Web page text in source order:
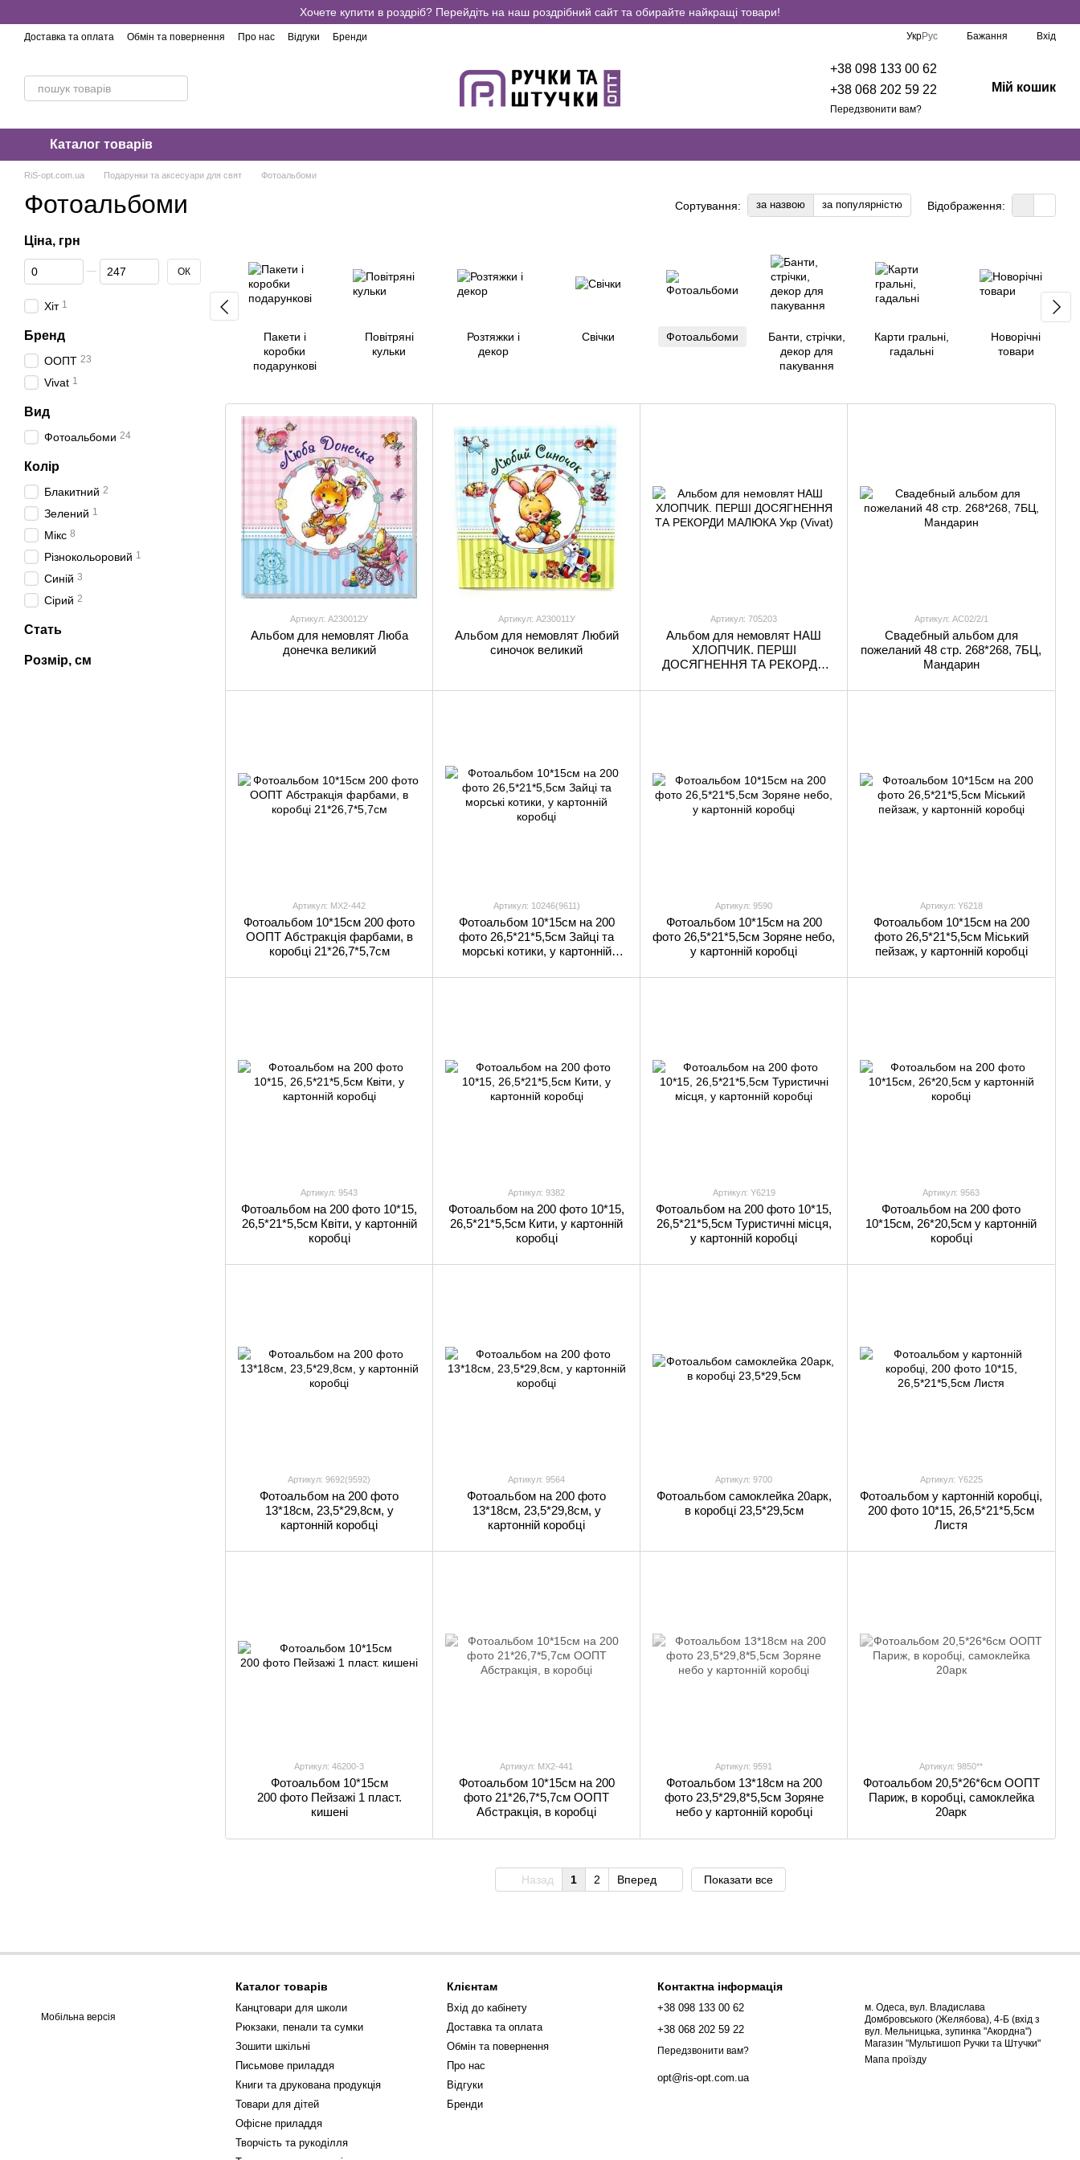
Хочете купити в роздріб? Перейдіть на наш роздрібний сайт та обирайте найкращі товари!
Доставка та оплата Обмін та повернення Про нас Відгуки Бренди УкрРус Бажання Вхід
+38 098 133 00 62
+38 068 202 59 22
Передзвонити вам?
Мій кошик
Каталог товарів
RiS-opt.com.ua Подарунки та аксесуари для свят Фотоальбоми
Фотоальбоми Сортування: за назвою за популярністю Відображення:
Пакети і
коробки
подарункові
Повітряні
кульки
Розтяжки і
декор
Свічки Фотоальбоми
Банти, стрічки,
декор для
пакування
Карти гральні,
гадальні
Новорічні
товари
Артикул: А230012У
Альбом для немовлят Люба
донечка великий
Артикул: А230011У
Альбом для немовлят Любий
синочок великий
Артикул: 705203
Альбом для немовлят НАШ
ХЛОПЧИК. ПЕРШІ
ДОСЯГНЕННЯ ТА РЕКОРДИ
Артикул: AC02/2/1
Свадебный альбом для
пожеланий 48 стр. 268*268, 7БЦ,
Мандарин
Артикул: MX2-442
Фотоальбом 10*15см 200 фото
ООПТ Абстракція фарбами, в
коробці 21*26,7*5,7см
Артикул: 10246(9611)
Фотоальбом 10*15см на 200
фото 26,5*21*5,5см Зайці та
морські котики, у картонній
Артикул: 9590
Фотоальбом 10*15см на 200
фото 26,5*21*5,5см Зоряне небо,
у картонній коробці
Артикул: Y6218
Фотоальбом 10*15см на 200
фото 26,5*21*5,5см Міський
пейзаж, у картонній коробці
Артикул: 9543
Фотоальбом на 200 фото 10*15,
26,5*21*5,5см Квіти, у картонній
коробці
Артикул: 9382
Фотоальбом на 200 фото 10*15,
26,5*21*5,5см Кити, у картонній
коробці
Артикул: Y6219
Фотоальбом на 200 фото 10*15,
26,5*21*5,5см Туристичні місця,
у картонній коробці
Артикул: 9563
Фотоальбом на 200 фото
10*15см, 26*20,5см у картонній
коробці
Артикул: 9692(9592)
Фотоальбом на 200 фото
13*18см, 23,5*29,8см, у
картонній коробці
Артикул: 9564
Фотоальбом на 200 фото
13*18см, 23,5*29,8см, у
картонній коробці
Артикул: 9700
Фотоальбом самоклейка 20арк,
в коробці 23,5*29,5см
Артикул: Y6225
Фотоальбом у картонній коробці,
200 фото 10*15, 26,5*21*5,5см
Листя
Артикул: 46200-3
Фотоальбом 10*15см
200 фото Пейзажі 1 пласт.
кишені
Артикул: MX2-441
Фотоальбом 10*15см на 200
фото 21*26,7*5,7см ООПТ
Абстракція, в коробці
Артикул: 9591
Фотоальбом 13*18см на 200
фото 23,5*29,8*5,5см Зоряне
небо у картонній коробці
Артикул: 9850**
Фотоальбом 20,5*26*6см ООПТ
Париж, в коробці, самоклейка
20арк
Назад 1 2 Вперед Показати все
Ціна, грн
Від Ціна, грн
До Ціна, грн ОК
Хіт 1
Бренд
ООПТ 23
Vivat 1
Вид
Фотоальбоми 24
Колір
Блакитний 2
Зелений 1
Мікс 8
Різнокольоровий 1
Синій 3
Сірий 2
Стать
Розмір, см
Мобільна версія
Каталог товарів
Канцтовари для школи
Рюкзаки, пенали та сумки
Зошити шкільні
Письмове приладдя
Книги та друкована продукція
Товари для дітей
Офісне приладдя
Творчість та рукоділля
Клієнтам
Вхід до кабінету
Доставка та оплата
Обмін та повернення
Про нас
Відгуки
Бренди
Контактна інформація
+38 098 133 00 62
+38 068 202 59 22
Передзвонити вам?
opt@ris-opt.com.ua
м. Одеса, вул. Владислава
Домбровського (Желябова), 4-Б (вхід з
вул. Мельницька, зупинка "Акордна")
Магазин "Мультишоп Ручки та Штучки"
Мапа проїзду